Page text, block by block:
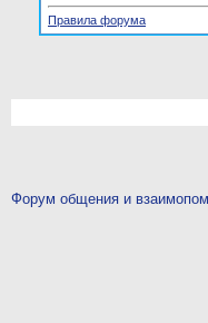
Правила форума
Форум общения и